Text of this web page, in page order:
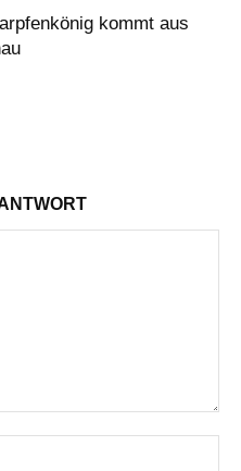
kommt aus